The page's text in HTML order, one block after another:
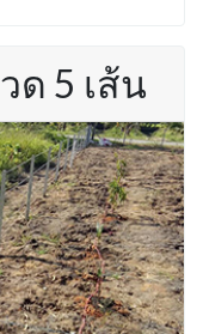
ด 5 เส้น